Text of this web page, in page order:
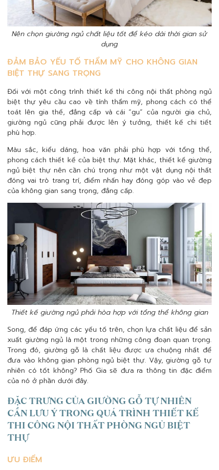
Nên chọn giường ngủ chất liệu tốt để kéo dài thời gian sử
dụng
ĐẢM BẢO YẾU TỐ THẨM MỸ CHO KHÔNG GIAN
BIỆT THỰ SANG TRỌNG
Đối với một công trình thiết kế thi công nội thất phòng ngủ
biệt thự yêu cầu cao về tính thẩm mỹ, phong cách có thể
toát lên gia thế, đẳng cấp và cái “gu” của người gia chủ,
giường ngủ cũng phải được lên ý tưởng, thiết kế chi tiết
phù hợp.
Màu sắc, kiểu dáng, hoa văn phải phù hợp với tổng thể,
phong cách thiết kế của biệt thự. Mặt khác, thiết kế giường
ngủ biệt thự nên cần chú trọng như một vật dụng nội thất
đóng vai trò trang trí, điểm nhấn hay đóng góp vào vẻ đẹp
của không gian sang trọng, đẳng cấp.
Thiết kế giường ngủ phải hòa hợp với tổng thể không gian
Song, để đáp ứng các yếu tố trên, chọn lựa chất liệu để sản
xuất giường ngủ là một trong những công đoạn quan trọng.
Trong đó, giường gỗ là chất liệu được ưa chuộng nhất để
đưa vào không gian phòng ngủ biệt thự. Vậy, giường gỗ tự
nhiên có tốt không? Phố Gia sẽ đưa ra thông tin đặc điểm
của nó ở phần dưới đây.
ĐẶC TRƯNG CỦA GIƯỜNG GỖ TỰ NHIÊN
CẦN LƯU Ý TRONG QUÁ TRÌNH THIẾT KẾ
THI CÔNG NỘI THẤT PHÒNG NGỦ BIỆT
THỰ
ƯU ĐIỂM